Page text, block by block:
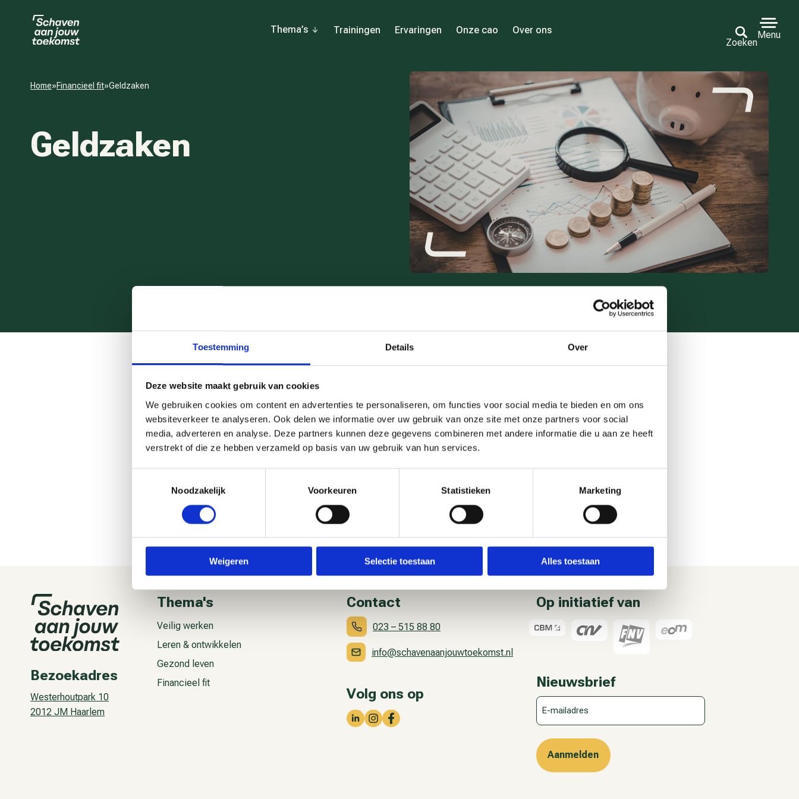
Toestemming Details Over
Deze website maakt gebruik van cookies
We gebruiken cookies om content en advertenties te personaliseren, om functies voor social media te bieden en om ons
websiteverkeer te analyseren. Ook delen we informatie over uw gebruik van onze site met onze partners voor social
media, adverteren en analyse. Deze partners kunnen deze gegevens combineren met andere informatie die u aan ze heeft
verstrekt of die ze hebben verzameld op basis van uw gebruik van hun services.
Noodzakelijk
Voorkeuren Statistieken Marketing
Weigeren Selectie toestaan Alles toestaan
Thema’s Trainingen Ervaringen Onze cao
Over ons
Zoeken
Menu
Home»Financieel fit»Geldzaken
Geldzaken
Met deGeldtypetestontdek je welke patronen en voorkeuren een rol spelen in jouw omgang met geld. Aan de hand
van zes vragen en stellingen zie je welk geldtype jij bent. De test geeft inzicht in je financiële gedrag, gewoontes en
aandachtspunten.
Na de test kun je gericht werken aan jouw financiële fitheid. Je ziet welke verbeteringen passen bij jouw geldtype en
hoe je daar stap voor stap mee aan de slag kunt gaan. Denk aan beter overzicht houden, slimmer sparen, bewuster
Bezoekadres
Westerhoutpark 10
2012 JM Haarlem
Thema's
Veilig werken
Leren & ontwikkelen
Gezond leven
Financieel fit
Contact
023 – 515 88 80
info@schavenaanjouwtoekomst.nl
Volg ons op
Op initiatief van
Nieuwsbrief
E-
mailadres